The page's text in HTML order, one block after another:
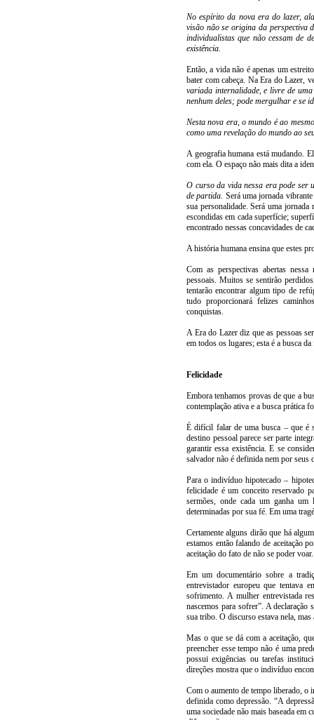
No espírito da nova era do lazer,
visão não se origina da perspectiva
individualistas que não cessam de
existência.
Então, a vida não é apenas um
bater com cabeça. Na Era do Lazer,
variada internalidade, e livre de
nenhum deles; pode mergulhar e se
Nesta nova era, o mundo é ao
como uma revelação do mundo ao
A geografia humana está mudando.
com ela. O espaço não mais dita a
O curso da vida nessa era pode ser
de partida. Será uma jornada
sua personalidade. Será uma jornada
escondidas em cada superfície;
encontrado nessas concavidades de
A história humana ensina que estes
Com as perspectivas abertas
pessoais. Muitos se sentirão
tentarão encontrar algum tipo de
tudo proporcionará felizes
conquistas.
A Era do Lazer diz que as pessoas
em todos os lugares; esta é a busca
Felicidade
Embora tenhamos provas de que a
contemplação ativa e a busca prática
É difícil falar de uma busca – que é
destino pessoal parece ser parte
garantir essa existência. E se
salvador não é definida nem por seus
Para o indivíduo hipotecado –
felicidade é um conceito reservado
sermões, onde cada um ganha
determinadas por sua fé. Em uma
Certamente alguns dirão que há
estamos então falando de aceitação
aceitação do fato de não se poder voar.
Em um documentário sobre a
entrevistador europeu que tentava
sofrimento. A mulher entrevistada
nascemos para sofrer”. A
sua tribo. O discurso estava nela,
Mas o que se dá com a aceitação,
preencher esse tempo não é uma
possui exigências ou tarefas
direções mostra que o indivíduo
Com o aumento de tempo liberado, o
definida como depressão. “A
uma sociedade não mais baseada